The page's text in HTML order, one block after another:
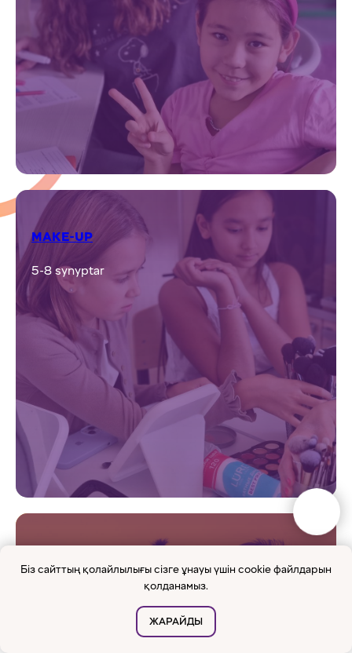
СПОРТТЫҚ БИЛЕР
2-9 synyptar
Tolyǵyraq
ЕРТЕГІ ЗЕРТХАНАСЫ
1-9 synyptar
Біз сайттың қолайлылығы сізге ұнауы үшін cookie файлдарын
қолданамыз.
ЖАРАЙДЫ